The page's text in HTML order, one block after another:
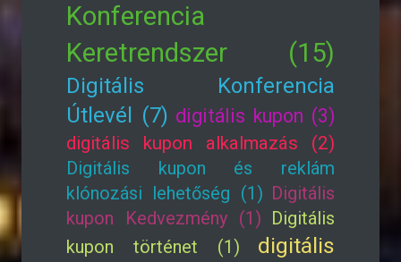
Konferencia
Keretrendszer (15)
Digitális Konferencia
Útlevél (7) digitális kupon (3)
digitális kupon alkalmazás (2)
Digitális kupon és reklám
klónozási lehetőség (1) Digitális
kupon Kedvezmény (1) Digitális
kupon történet (1)
digitális